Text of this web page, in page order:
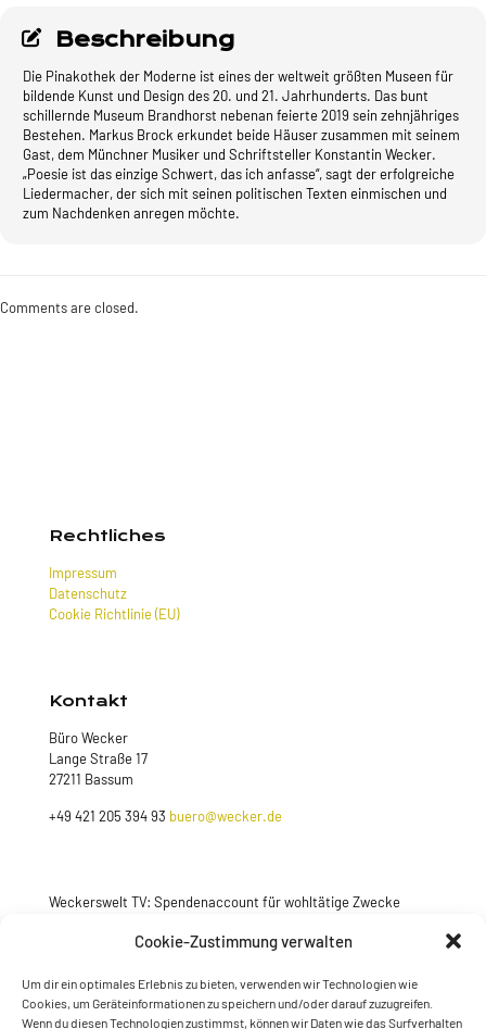
Cookie-Zustimmung verwalten
Um dir ein optimales Erlebnis zu bieten, verwenden wir Technologien wie
Cookies, um Geräteinformationen zu speichern und/oder darauf zuzugreifen.
Wenn du diesen Technologien zustimmst, können wir Daten wie das Surfverhalten
Beschreibung
Die Pinakothek der Moderne ist eines der weltweit größten Museen für
bildende Kunst und Design des 20. und 21. Jahrhunderts. Das bunt
schillernde Museum Brandhorst nebenan feierte 2019 sein zehnjähriges
Bestehen. Markus Brock erkundet beide Häuser zusammen mit seinem
Gast, dem Münchner Musiker und Schriftsteller Konstantin Wecker.
„Poesie ist das einzige Schwert, das ich anfasse“, sagt der erfolgreiche
Liedermacher, der sich mit seinen politischen Texten einmischen und
zum Nachdenken anregen möchte.
Comments are closed.
Rechtliches
Impressum
Datenschutz
Cookie Richtlinie (EU)
Kontakt
Büro Wecker
Lange Straße 17
27211 Bassum
+49 421 205 394 93 buero@wecker.de
Weckerswelt TV: Spendenaccount für wohltätige Zwecke
Jetzt spenden